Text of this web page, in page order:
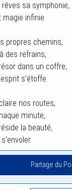
sa symphonie,
infinie.
propres chemins,
des refrains,
dans un coffre,
s’étoffe.
nos routes,
minute,
la beauté,
Partage du